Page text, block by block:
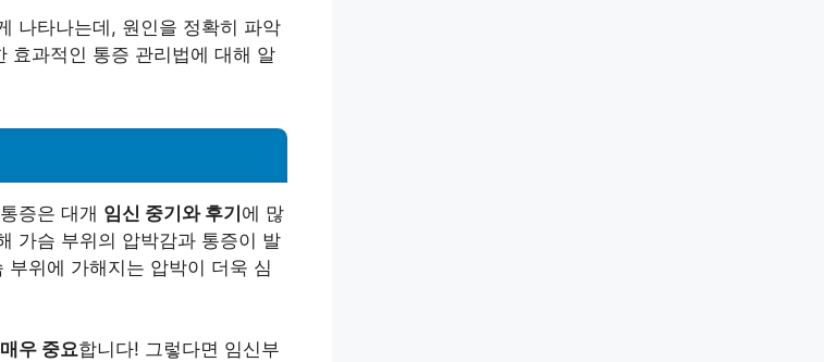
나타나는데, 원인을 정확히 파악
효과적인 통증 관리법에 대해 알
증은 대개 임신 중기와 후기에 많
가슴 부위의 압박감과 통증이 발
위에 가해지는 압박이 더욱 심
우 중요합니다! 그렇다면 임신부